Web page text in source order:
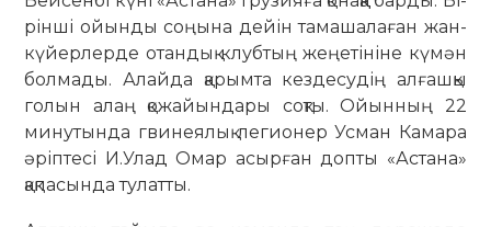
рінші ойынды соңына дейін тамашалаған жан­
күйерлерде отандық клубтың жеңетініне күмән
болмады. Алайда қарымта кездесудің алғашқы
голын алаң қожайындары соқты. Ойынның 22
минутында гвинеялық легионер Усман Камара
әріптесі И.Улад Омар асырған допты «Астана»
қақпасында тулатты.